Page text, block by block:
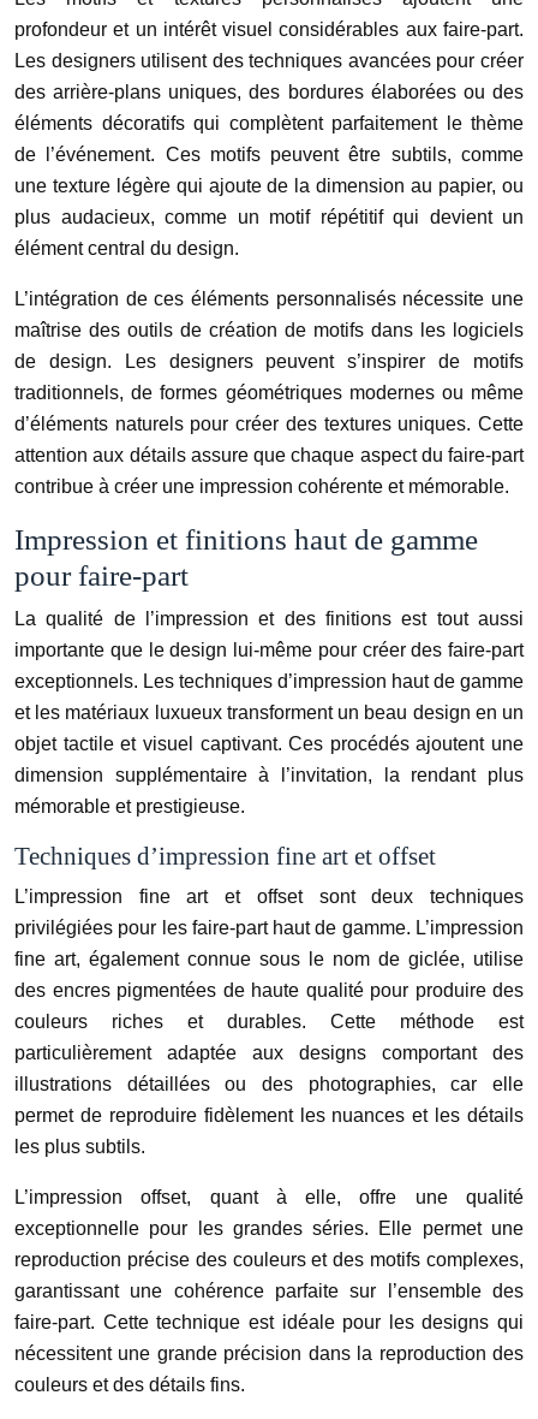
profondeur et un intérêt visuel considérables aux faire-part.
Les designers utilisent des techniques avancées pour créer
des arrière-plans uniques, des bordures élaborées ou des
éléments décoratifs qui complètent parfaitement le thème
de l’événement. Ces motifs peuvent être subtils, comme
une texture légère qui ajoute de la dimension au papier, ou
plus audacieux, comme un motif répétitif qui devient un
élément central du design.
L’intégration de ces éléments personnalisés nécessite une
maîtrise des outils de création de motifs dans les logiciels
de design. Les designers peuvent s’inspirer de motifs
traditionnels, de formes géométriques modernes ou même
d’éléments naturels pour créer des textures uniques. Cette
attention aux détails assure que chaque aspect du faire-part
contribue à créer une impression cohérente et mémorable.
Impression et finitions haut de gamme
pour faire-part
La qualité de l’impression et des finitions est tout aussi
importante que le design lui-même pour créer des faire-part
exceptionnels. Les techniques d’impression haut de gamme
et les matériaux luxueux transforment un beau design en un
objet tactile et visuel captivant. Ces procédés ajoutent une
dimension supplémentaire à l’invitation, la rendant plus
mémorable et prestigieuse.
Techniques d’impression fine art et offset
L’impression fine art et offset sont deux techniques
privilégiées pour les faire-part haut de gamme. L’impression
fine art, également connue sous le nom de giclée, utilise
des encres pigmentées de haute qualité pour produire des
couleurs riches et durables. Cette méthode est
particulièrement adaptée aux designs comportant des
illustrations détaillées ou des photographies, car elle
permet de reproduire fidèlement les nuances et les détails
les plus subtils.
L’impression offset, quant à elle, offre une qualité
exceptionnelle pour les grandes séries. Elle permet une
reproduction précise des couleurs et des motifs complexes,
garantissant une cohérence parfaite sur l’ensemble des
faire-part. Cette technique est idéale pour les designs qui
nécessitent une grande précision dans la reproduction des
couleurs et des détails fins.